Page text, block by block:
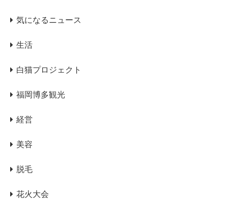
気になるニュース
生活
白猫プロジェクト
福岡博多観光
経営
美容
脱毛
花火大会